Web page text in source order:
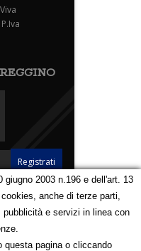
Foto Carnevale
giugno 2003 n.196 e dell'art. 13
anche di terze parti,
e servizi in linea con
questa pagina o cliccando